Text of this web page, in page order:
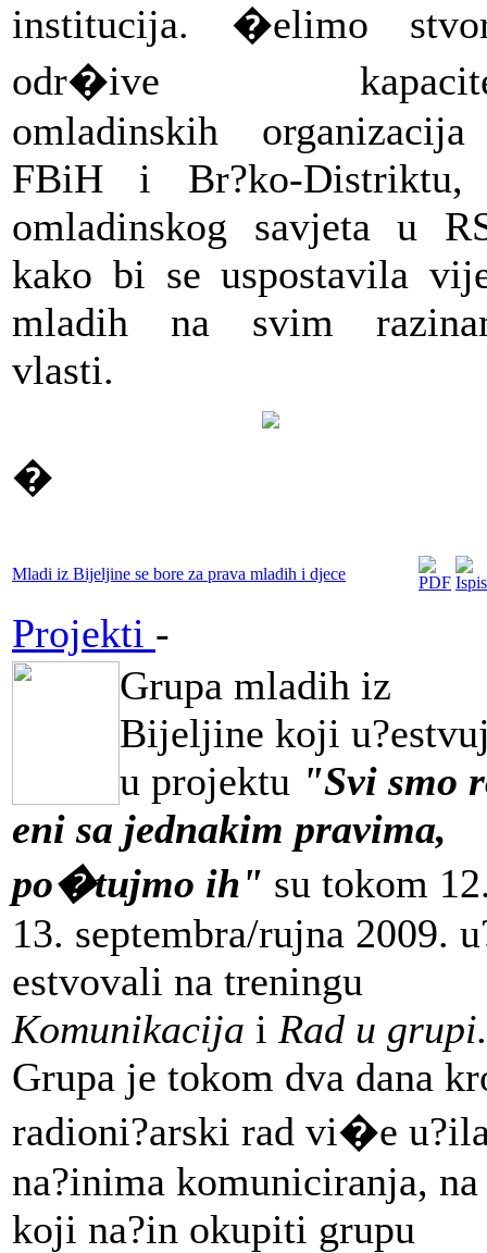
institucija. �elimo
odr�ive
omladinskih
FBiH i Br?ko-Distriktu,
omladinskog savjeta u
kako bi se uspostavila
mladih na svim
vlasti.
�
Mladi iz Bijeljine se bore za prava mladih i djece
Projekti -
Grupa mladih iz
Bijeljine koji
u projektu "Svi smo
eni sa jednakim pravima,
po�tujmo ih" su tokom
13. septembra/rujna 2009.
estvovali na treningu
Komunikacija i Rad u grupi.
Grupa je tokom dva dana
radioni?arski rad vi�e
na?inima komuniciranja, na
koji na?in okupiti grupu